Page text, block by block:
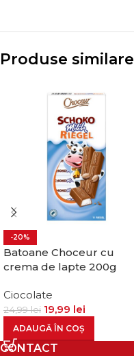
Produse similare
-20%
Batoane Choceur cu
crema de lapte 200g
Ciocolate
24,99lei 19,99 lei
ADAUGĂ ÎN COȘ
CONTACT